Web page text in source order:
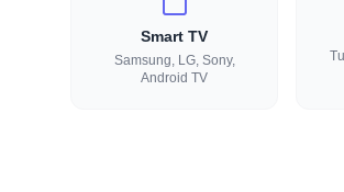
Smart TV
Samsung, LG, Sony,
Android TV